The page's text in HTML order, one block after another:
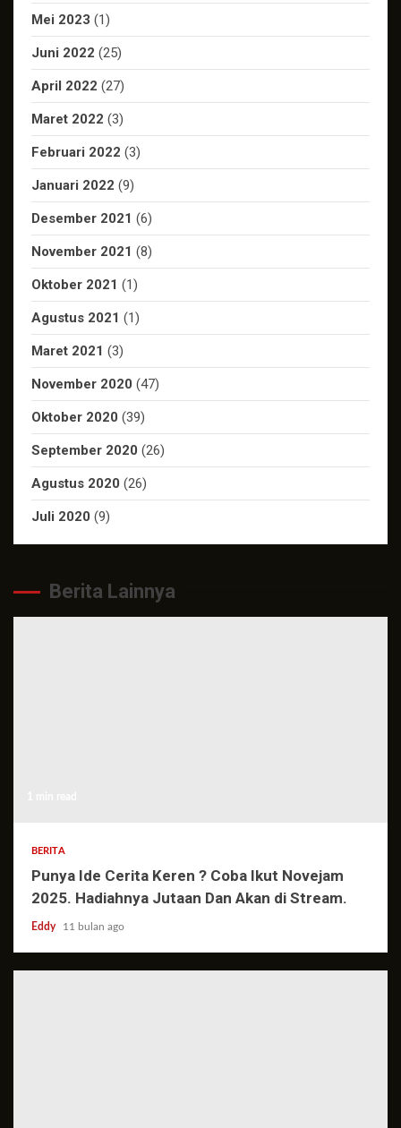
Mei 2023 (1)
Juni 2022 (25)
April 2022 (27)
Maret 2022 (3)
Februari 2022 (3)
Januari 2022 (9)
Desember 2021 (6)
November 2021 (8)
Oktober 2021 (1)
Agustus 2021 (1)
Maret 2021 (3)
November 2020 (47)
Oktober 2020 (39)
September 2020 (26)
Agustus 2020 (26)
Juli 2020 (9)
Berita Lainnya
BERITA
Punya Ide Cerita Keren ? Coba Ikut Novejam
2025. Hadiahnya Jutaan Dan Akan di Stream.
Eddy 11 bulan ago